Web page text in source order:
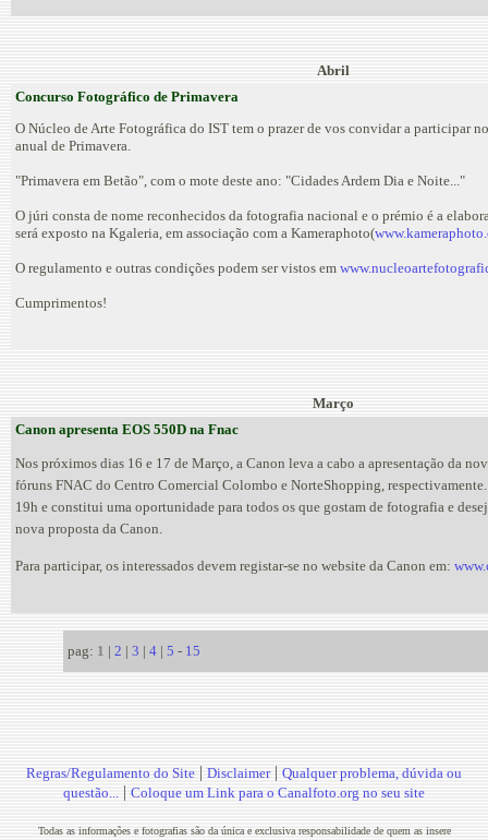
Abril
Concurso Fotográfico de Primavera
O Núcleo de Arte Fotográfica do IST tem o prazer de vos convidar a participar
anual de Primavera.
"Primavera em Betão", com o mote deste ano: "Cidades Ardem Dia e Noite..."
O júri consta de nome reconhecidos da fotografia nacional e o prémio é a
será exposto na Kgaleria, em associação com a Kameraphoto(
O regulamento e outras condições podem ser vistos em
Cumprimentos!
Março
Canon apresenta EOS 550D na Fnac
Nos próximos dias 16 e 17 de Março, a Canon leva a cabo a apresentação da
fóruns FNAC do Centro Comercial Colombo e NorteShopping,
19h e constitui uma oportunidade para todos os que gostam de fotografia e
nova proposta da Canon.
Para participar, os interessados devem registar-se no website da Canon em:
pag: 1 | 2 | 3 | 4 | 5 - 15
Regras/Regulamento do Site | Disclaimer| Qualquer problema, dúvida ou
questão... | Coloque um Link para o Canalfoto.org no seu site
Todas as informações e fotografias são da única e exclusiva responsabilidade de quem as insere